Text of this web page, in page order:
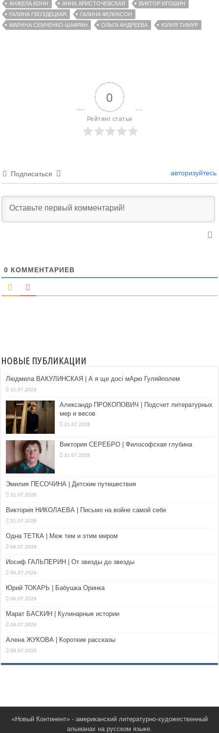
АНЖЕЛА КОНН
АННА ХРИСТОЧЕВСКАЯ
ВИКТОР ИГОШИН
ГАЛИНА ГВОЗДЕЦКАЯ
ГАЛИНА ФЕЛИКСОН
МАРИНА СЕМЧЕНКО-ШАФРАН
ОЛЬГА АНДРЕЕВА ЮЛИЯ ТИМУР
0
Рейтинг статьи
Подписаться авторизуйтесь
0 КОММЕНТАРИЕВ
НОВЫЕ ПУБЛИКАЦИИ
Людмила ВАКУЛИНСКАЯ | А я ще досі мАрю Гуляйполем
31.07.2026
Александр ПРОКОПОВИЧ | Подсчет литературных
мер и весов
31.07.2026
Виктория СЕРЕБРО | Философская глубина
31.07.2026
Эмилия ПЕСОЧИНА | Детские путешествия
31.07.2026
Виктория НИКОЛАЕВА | Письмо на войне самой себе
31.07.2026
Одна ТЕТКА | Меж тем и этим миром
06.07.2026
Иосиф ГАЛЬПЕРИН | От звезды до звезды
06.07.2026
Юрий ТОКАРЬ | Бабушка Оринка
06.07.2026
Марат БАСКИН | Кулинарные истории
06.07.2026
Алена ЖУКОВА | Короткие рассказы
06.07.2026
«Новый Континент» - американский литературно-художественный
альманах на русском языке.